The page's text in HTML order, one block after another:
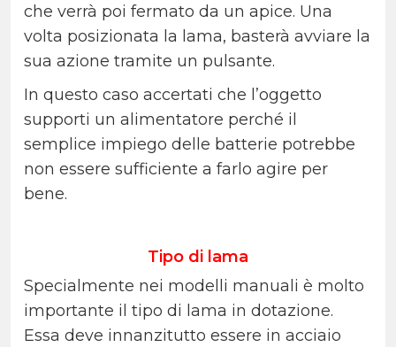
che verrà poi fermato da un apice. Una
volta posizionata la lama, basterà avviare la
sua azione tramite un pulsante.
In questo caso accertati che l’oggetto
supporti un alimentatore perché il
semplice impiego delle batterie potrebbe
non essere sufficiente a farlo agire per
bene.
Tipo di lama
Specialmente nei modelli manuali è molto
importante il tipo di lama in dotazione.
Essa deve innanzitutto essere in acciaio